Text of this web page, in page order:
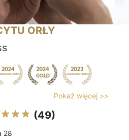
ORŁY
Pokaż więcej >>
(49)
28